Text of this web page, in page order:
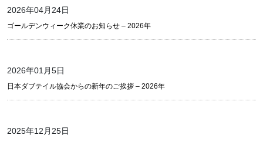
2026年04月24日
ゴールデンウィーク休業のお知らせ – 2026年
2026年01月5日
日本ダブテイル協会からの新年のご挨拶 – 2026年
2025年12月25日